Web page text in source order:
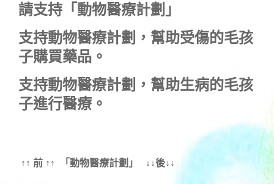
請支持「動物醫療計劃」
支持動物醫療計劃 ，幫助受傷的毛孩
子購買藥品。
支持動物醫療計劃 ，幫助生病的毛孩
子進行醫療。
↑↑ 前 ↑↑ 「動物醫療計劃」 ↓↓後↓↓